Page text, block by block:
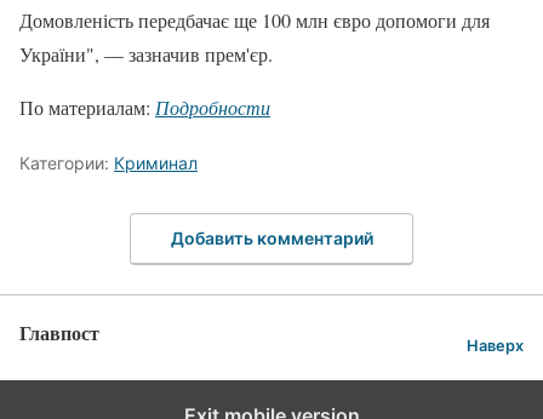
Домовленість передбачає ще 100 млн євро допомоги для
України", — зазначив прем'єр.
По материалам: Подробности
Категории: Криминал
Добавить комментарий
Главпост Наверх